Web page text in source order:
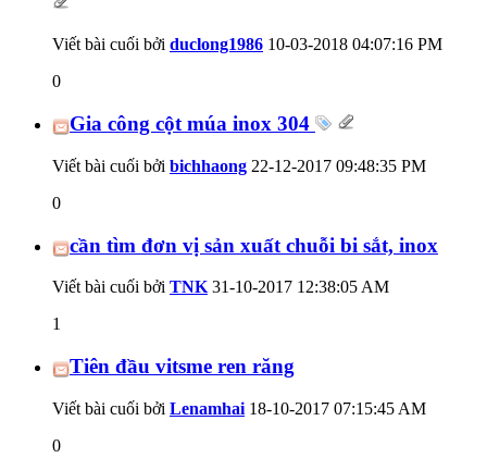
Viết bài cuối bởi duclong1986 10-03-2018 04:07:16 PM
0
Gia công cột múa inox 304
Viết bài cuối bởi bichhaong 22-12-2017 09:48:35 PM
0
cần tìm đơn vị sản xuất chuỗi bi sắt, inox
Viết bài cuối bởi TNK 31-10-2017 12:38:05 AM
1
Tiên đầu vitsme ren răng
Viết bài cuối bởi Lenamhai 18-10-2017 07:15:45 AM
0